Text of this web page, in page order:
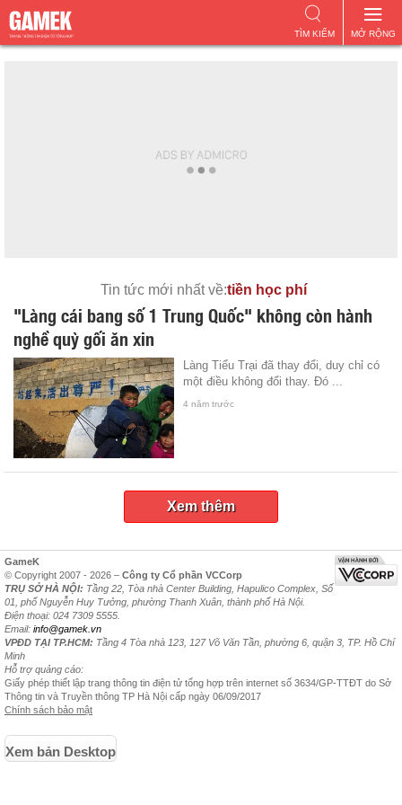
MỞ RỘNG
TÌM KIẾM
Tin tức mới nhất về:tiền học phí
"Làng cái bang số 1 Trung Quốc" không còn hành
nghề quỳ gối ăn xin
Làng Tiểu Trại đã thay đổi, duy chỉ có
một điều không đổi thay. Đó ...
4 năm trước
Xem thêm
GameK
© Copyright 2007 - 2026 – Công ty Cổ phần VCCorp
TRỤ SỞ HÀ NỘI: Tầng 22, Tòa nhà Center Building, Hapulico Complex, Số
01, phố Nguyễn Huy Tưởng, phường Thanh Xuân, thành phố Hà Nội.
Điện thoại: 024 7309 5555.
Email: info@gamek.vn
VPĐD TẠI TP.HCM: Tầng 4 Tòa nhà 123, 127 Võ Văn Tần, phường 6, quận 3, TP. Hồ Chí
Minh
Hỗ trợ quảng cáo:
Giấy phép thiết lập trang thông tin điện tử tổng hợp trên internet số 3634/GP-TTĐT do Sở
Thông tin và Truyền thông TP Hà Nội cấp ngày 06/09/2017
Chính sách bảo mật
Xem bản Desktop